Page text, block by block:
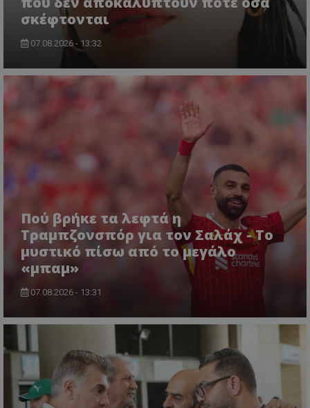
σκέφτονται
07.08.2026 - 13:32
Πού βρήκε τα λεφτά η
Τραμπζονσπόρ για τον Σαλάχ - Το
μυστικό πίσω από το μεγάλο
«μπαμ»
07.08.2026 - 13:31